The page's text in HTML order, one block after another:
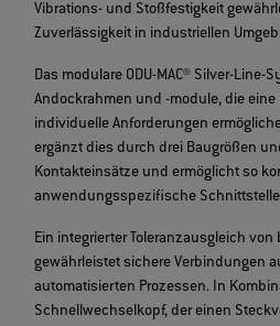
Vibrations- und Stoßfestigkeit
Zuverlässigkeit in industriellen
Das modulare ODU-MAC® Silver-
Andockrahmen und -module, die
individuelle Anforderungen
ergänzt dies durch drei Baugrößen
Kontakteinsätze und ermöglicht so
anwendungsspezifische
Ein integrierter Toleranzausgleich
gewährleistet sichere Verbindungen
automatisierten Prozessen. In
Schnellwechselkopf, der einen